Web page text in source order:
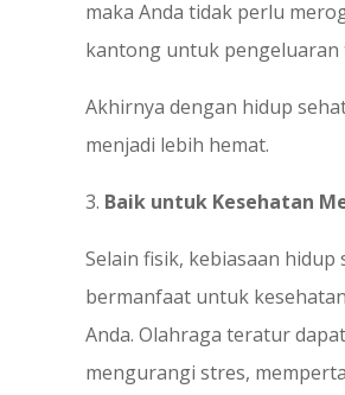
maka Anda tidak perlu
kantong untuk pengeluaran
Akhirnya dengan hidup
menjadi lebih hemat.
3. Baik untuk Kesehatan
Selain fisik, kebiasaan hidup
bermanfaat untuk
Anda. Olahraga teratur dapat
mengurangi stres,